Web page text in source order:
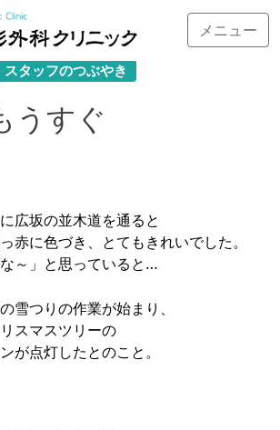
メニュー
スタッフのつぶやき
うすぐ
広坂の並木道を通ると
赤に色づき、とてもきれいでした。
～」と思っていると…
雪つりの作業が始まり、
スマスツリーの
が点灯したとのこと。